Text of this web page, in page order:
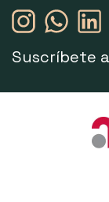
Suscríbete